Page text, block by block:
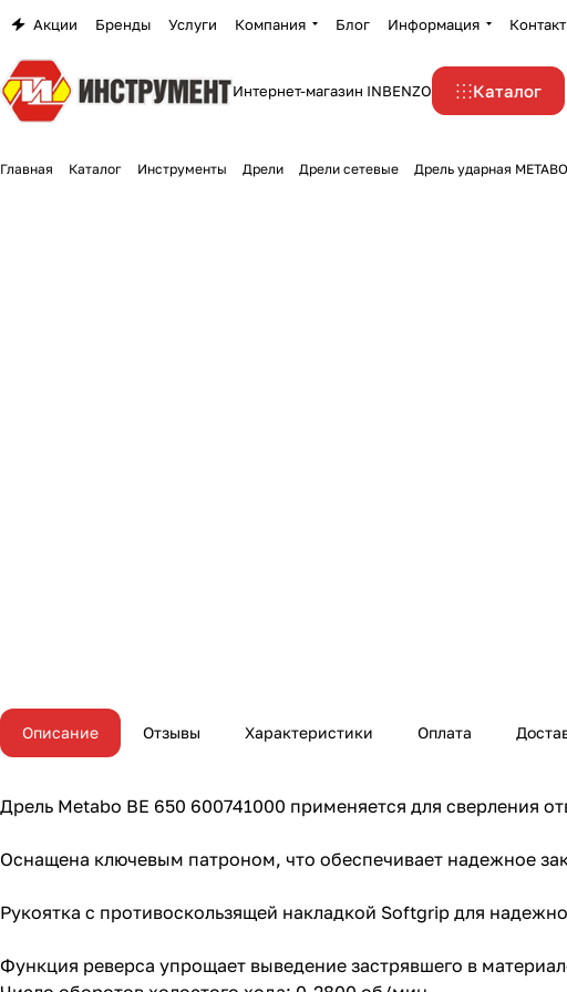
Акции Бренды Услуги Компания Блог Информация
Интернет-магазин INBENZO Каталог
Главная Каталог Инструменты Дрели Дрели сетевые Дрель ударная
Описание Отзывы Характеристики Оплата
Дрель Metabo BE 650 600741000 применяется для сверления
Оснащена ключевым патроном, что обеспечивает надежное
Рукоятка с противоскользящей накладкой Softgrip для
Функция реверса упрощает выведение застрявшего в